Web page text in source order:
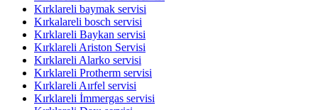
Kırklareli baymak servisi
Kırkalareli bosch servisi
Kırklareli Baykan servisi
Kırklareli Ariston Servisi
Kırklareli Alarko servisi
Kırklareli Protherm servisi
Kırklareli Aırfel servisi
Kırklareli İmmergas servisi